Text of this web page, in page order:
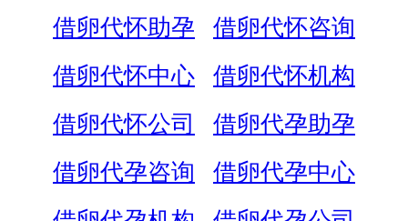
借卵代怀助孕
借卵代怀咨询
借卵代怀中心
借卵代怀机构
借卵代怀公司
借卵代孕助孕
借卵代孕咨询
借卵代孕中心